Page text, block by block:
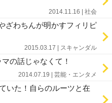
2014.11.16 | 社会
ざわちんが明かすフィリピ
2015.03.17 | スキャンダル
の話じゃなくて！
2014.07.19 | 芸能・エンタメ
いた！自らのルーツと在